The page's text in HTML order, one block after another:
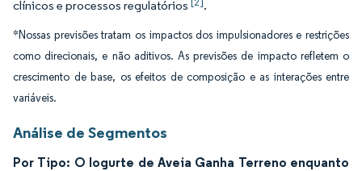
clínicos e processos regulatórios
.
*Nossas previsões tratam os impactos dos impulsionadores e restrições
como direcionais, e não aditivos. As previsões de impacto refletem o
crescimento de base, os efeitos de composição e as interações entre
variáveis.
Análise de Segmentos
Por Tipo: O Iogurte de Aveia Ganha Terreno enquanto